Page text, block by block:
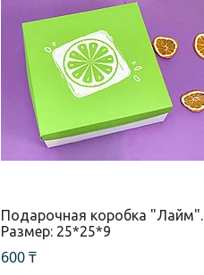
Подарочная коробка "Лайм".
Размер: 25*25*9
600 ₸